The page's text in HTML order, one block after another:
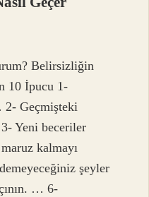
Belirsizliğin
10 İpucu 1-
Geçmişteki
3- Yeni beceriler
kalmayı
şeyler
… 6-